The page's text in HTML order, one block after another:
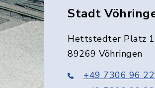
Stadt
Hettstedter Platz 1
89269 Vöhringen
+49 7306 96